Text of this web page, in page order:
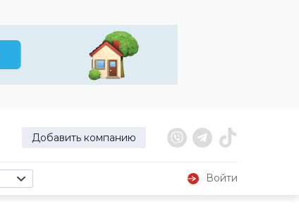
Добавить компанию
Войти